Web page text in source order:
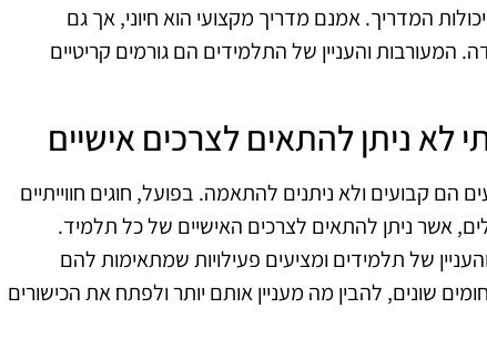
המדריך. אמנם מדריך מקצועי הוא חיוני, אך גם
המעורבות והעניין של התלמידים הם גורמים קריטיים
הם קבועים ולא ניתנים להתאמה. בפועל, חוגים חווייתיים
אשר ניתן להתאים לצרכים האישיים של כל תלמיד.
של תלמידים ומציעים פעילויות שמתאימות להם
שונים, להבין מה מעניין אותם יותר ולפתח את הכישורים